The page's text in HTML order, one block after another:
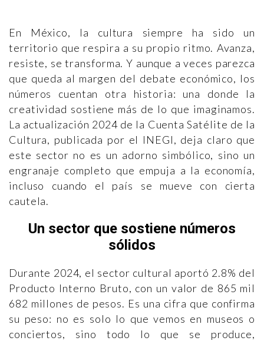
En México, la cultura siempre ha sido un
territorio que respira a su propio ritmo. Avanza,
resiste, se transforma. Y aunque a veces parezca
que queda al margen del debate económico, los
números cuentan otra historia: una donde la
creatividad sostiene más de lo que imaginamos.
La actualización 2024 de la Cuenta Satélite de la
Cultura, publicada por el INEGI, deja claro que
este sector no es un adorno simbólico, sino un
engranaje completo que empuja a la economía,
incluso cuando el país se mueve con cierta
cautela.
Un sector que sostiene números
sólidos
Durante 2024, el sector cultural aportó 2.8% del
Producto Interno Bruto, con un valor de 865 mil
682 millones de pesos. Es una cifra que confirma
su peso: no es solo lo que vemos en museos o
conciertos, sino todo lo que se produce,